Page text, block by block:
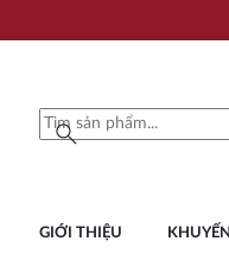
search
GIỚI THIỆU